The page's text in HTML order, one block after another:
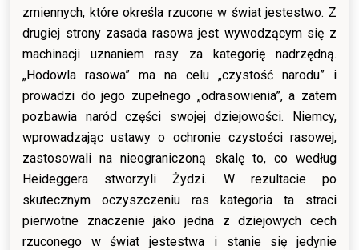
zmiennych, które określa rzucone w świat jestestwo. Z
drugiej strony zasada rasowa jest wywodzącym się z
machinacji uznaniem rasy za kategorię nadrzędną.
„Hodowla rasowa” ma na celu „czystość narodu” i
prowadzi do jego zupełnego „odrasowienia”, a zatem
pozbawia naród części swojej dziejowości. Niemcy,
wprowadzając ustawy o ochronie czystości rasowej,
zastosowali na nieograniczoną skalę to, co według
Heideggera stworzyli Żydzi. W rezultacie po
skutecznym oczyszczeniu ras kategoria ta straci
pierwotne znaczenie jako jedna z dziejowych cech
rzuconego w świat jestestwa i stanie się jedynie